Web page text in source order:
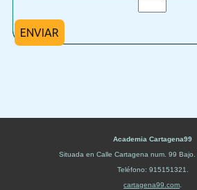
ENVIAR
Academia Cartagena99
Situada en Calle Cartagena num. 99 Bajo
Teléfono: 915151321
cartagena99.com